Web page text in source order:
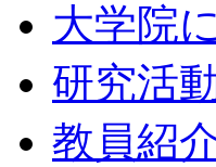
大学院
研究活
教員紹